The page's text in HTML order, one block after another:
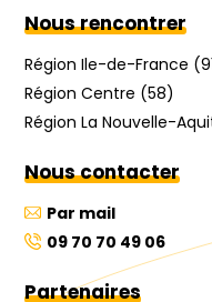
Nous rencontrer
Région Ile-de-France
Région Centre (58)
Région La Nouvelle-
Nous contacter
Par mail
09 70 70 49 06
Partenaires